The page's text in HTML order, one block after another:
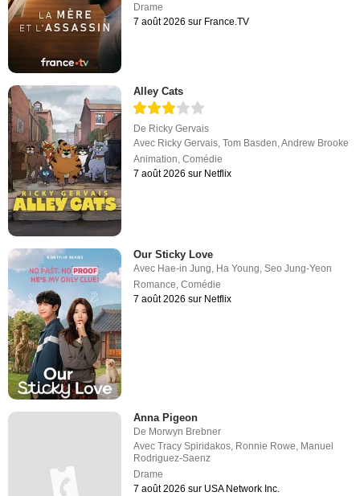
Drame
7 août 2026 sur France.TV
Alley Cats
De Ricky Gervais
Avec Ricky Gervais ,Tom Basden ,Andrew Brooke
Animation ,Comédie
7 août 2026 sur Netflix
Our Sticky Love
Avec Hae-in Jung, Ha Young,Seo Jung-Yeon
Romance,Comédie
7 août 2026 sur Netflix
Anna Pigeon
De Morwyn Brebner
AvecTracy Spiridakos, Ronnie Rowe, Manuel
Rodriguez-Saenz
Drame
7 août 2026 sur USA Network Inc.